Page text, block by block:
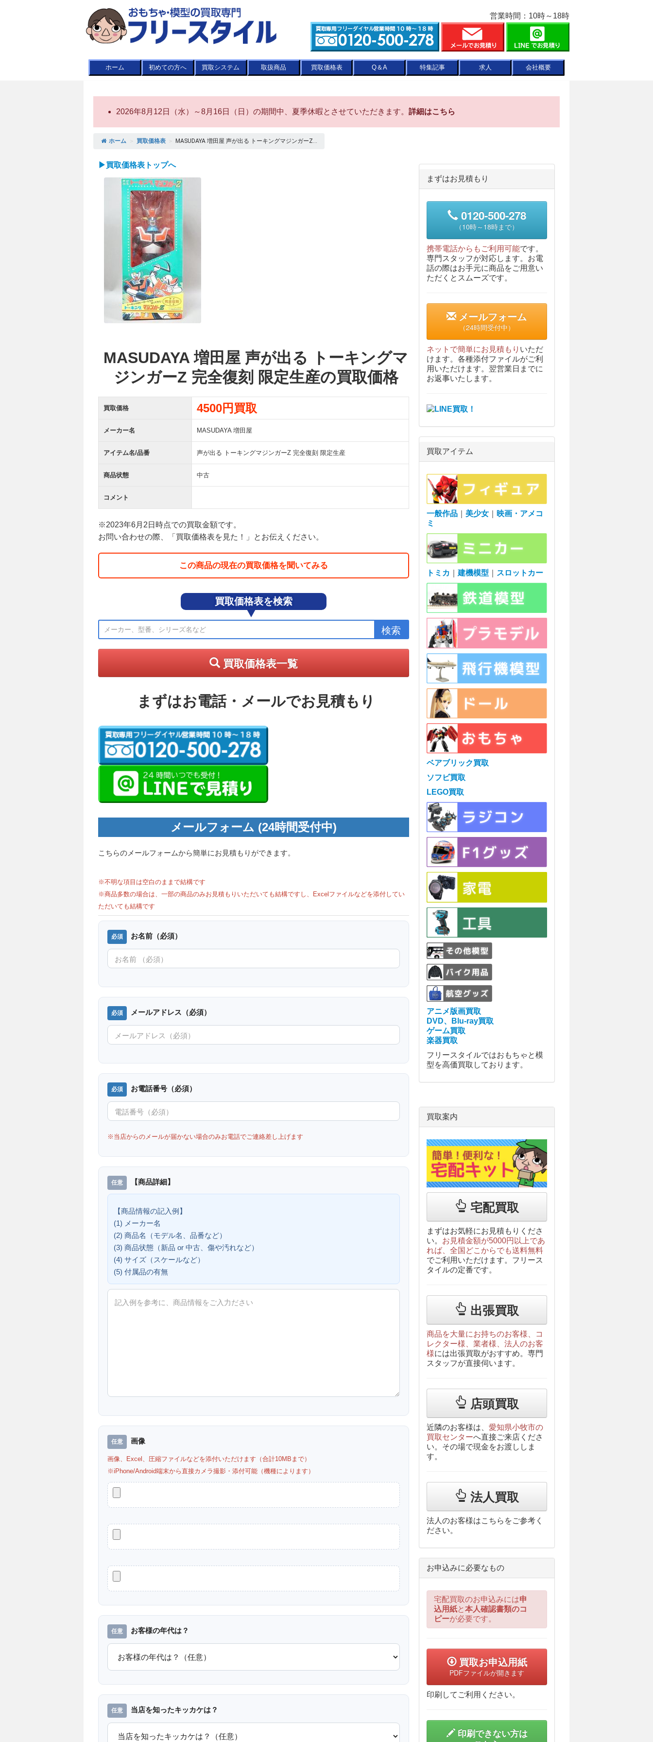
営業時間：10時～18時
ホーム 初めての方へ 買取システム 取扱商品 買取価格表 Q＆A 特集記事 求人 会社概要
2026年8月12日（水）～8月16日（日）の期間中、夏季休暇とさせていただきます。 詳細はこちら
ホーム ＞ 買取価格表 ＞ MASUDAYA 増田屋 声が出る トーキングマジンガーZ...
▶買取価格表トップへ
MASUDAYA 増田屋 声が出る トーキングマ
ジンガーZ 完全復刻 限定生産の買取価格
買取価格 4500円買取
メーカー名 MASUDAYA 増田屋
アイテム名/品番 声が出る トーキングマジンガーZ 完全復刻 限定生産
商品状態 中古
コメント
※2023年6月2日時点での買取金額です。
お問い合わせの際、「買取価格表を見た！」とお伝えください。
この商品の現在の買取価格を聞いてみる
買取価格表を検索
買取価格表一覧
まずはお電話・メールでお見積もり
メールフォーム (24時間受付中)
こちらのメールフォームから簡単にお見積もりができます。
※不明な項目は空白のままで結構です
※商品多数の場合は、一部の商品のみお見積もりいただいても結構ですし、Excelファイルなどを添付してい
ただいても結構です
お名前（必須）
メールアドレス（必須）
お電話番号（必須）
※当店からのメールが届かない場合のみお電話でご連絡差し上げます
【商品詳細】
【商品情報の記入例】
(1) メーカー名
(2) 商品名（モデル名、品番など）
(3) 商品状態（新品 or 中古、傷や汚れなど）
(4) サイズ（スケールなど）
(5) 付属品の有無
画像
画像、Excel、圧縮ファイルなどを添付いただけます（合計10MBまで）
※iPhone/Android端末から直接カメラ撮影・添付可能（機種によります）
お客様の年代は？
当店を知ったキッカケは？
まずはお見積もり
0120-500-278
（10時～18時まで）
携帯電話からもご利用可能です。
専門スタッフが対応します。お電
話の際はお手元に商品をご用意い
ただくとスムーズです。
メールフォーム
（24時間受付中）
ネットで簡単にお見積もり いただ
けます。各種添付ファイルがご利
用いただけます。翌営業日までに
お返事いたします。
買取アイテム
一般作品｜ 美少女｜
映画・アメコ
ミ
トミカ 建機模型 スロットカー
ベアブリック買取
ソフビ買取
LEGO買取
アニメ版画買取
DVD、Blu-ray買取
ゲーム買取
楽器買取
フリースタイルではおもちゃと模
型を高価買取しております。
買取案内
宅配買取
まずはお気軽にお見積もりくださ
い。 お見積金額が5000円以上であ
れば、全国どこからでも送料無料
でご利用いただけます。フリース
タイルの定番です。
出張買取
商品を大量にお持ちのお客様、コ
レクター様、業者様、法人のお客
様には出張買取がおすすめ。専門
スタッフが直接伺います。
店頭買取
近隣のお客様は、 愛知県小牧市の
買取センターへ直接ご来店くださ
い。その場で現金をお渡ししま
す。
法人買取
法人のお客様はこちらをご参考く
ださい。
お申込みに必要なもの
宅配買取のお申込みには申
込用紙と本人確認書類のコ
ピーが必要です。
買取お申込用紙
PDFファイルが開きます
印刷してご利用ください。
印刷できない方は